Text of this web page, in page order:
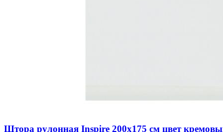
Штора рулонная Inspire 200х175 см цвет